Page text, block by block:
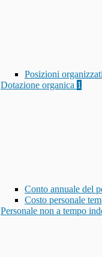
Posizioni
Dotazione organica 1
Conto annuale del
Costo personale
Personale non a tempo